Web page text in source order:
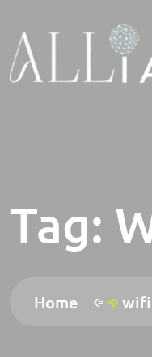
Tag:
Home wifi